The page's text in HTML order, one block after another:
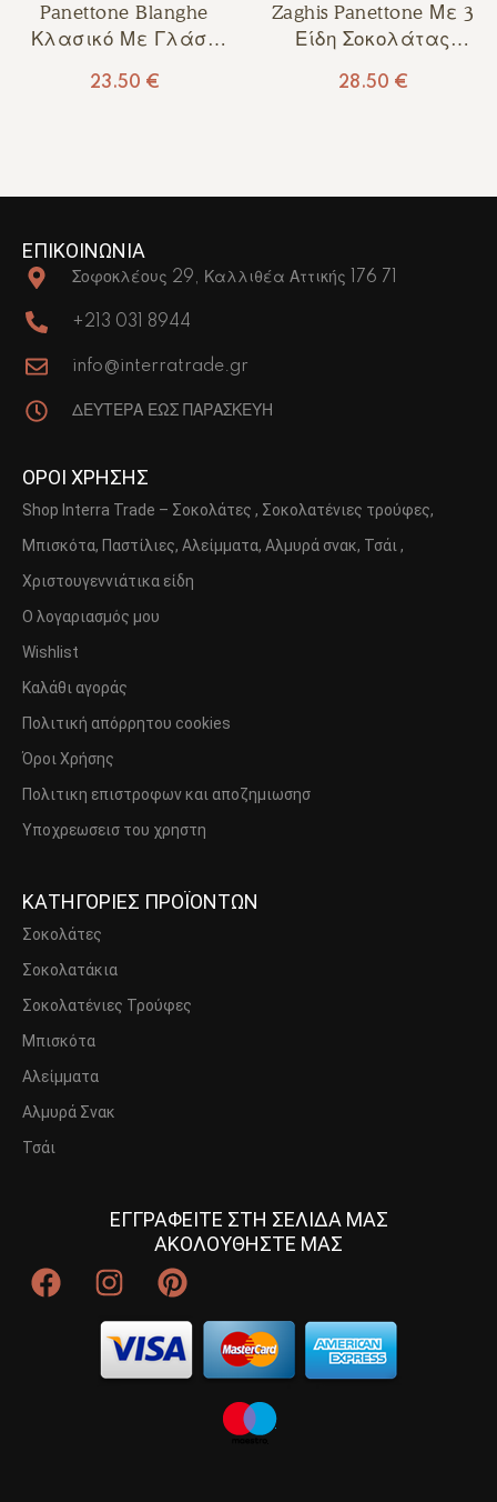
Panettone Blanghe
Κλασικό Με Γλάσο
23.50 €
Zaghis Panettone Με 3
Είδη Σοκολάτας
28.50 €
ΕΠΙΚΟΙΝΩΝΙΑ
Σοφοκλέους 29, Καλλιθέα Αττικής 176 71
+213 031 8944
info@interratrade.gr
ΔΕΥΤΕΡΑ ΕΩΣ ΠΑΡΑΣΚΕΥΗ
ΟΡΟΙ ΧΡΗΣΗΣ
Shop Interra Trade – Σοκολάτες , Σοκολατένιες τρούφες,
Μπισκότα, Παστίλιες, Αλείμματα, Αλμυρά σνακ, Τσάι ,
Χριστουγεννιάτικα είδη
Ο λογαριασμός μου
Wishlist
Καλάθι αγοράς
Πολιτική απόρρητου cookies
Όροι Χρήσης
Πολιτικη επιστροφων και αποζημιωσησ
Υποχρεωσεισ του χρηστη
ΚΑΤΗΓΟΡΙΕΣ ΠΡΟΪΟΝΤΩΝ
Σοκολάτες
Σοκολατάκια
Σοκολατένιες Τρούφες
Μπισκότα
Αλείμματα
Αλμυρά Σνακ
Τσάι
ΕΓΓΡΑΦΕΙΤΕ ΣΤΗ ΣΕΛΙΔΑ ΜΑΣ
ΑΚΟΛΟΥΘΗΣΤΕ ΜΑΣ